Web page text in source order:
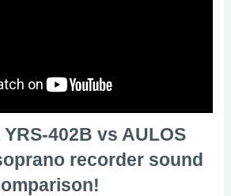
YRS-402B vs AULOS
recorder sound